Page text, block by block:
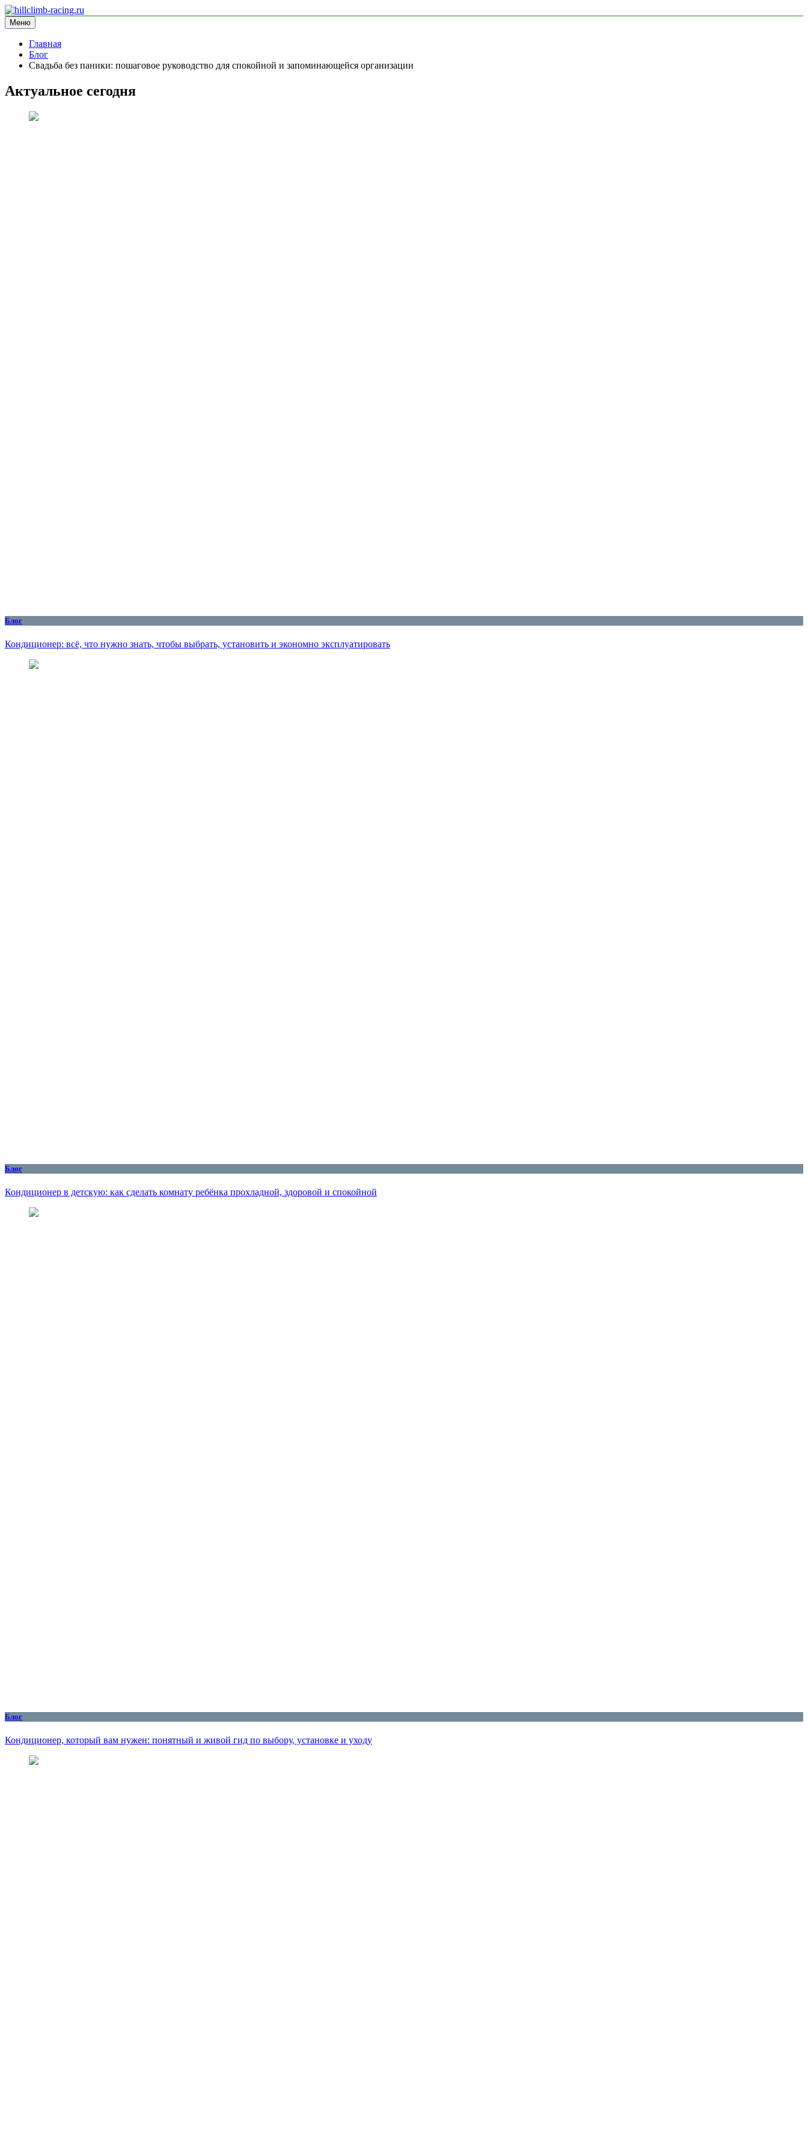
Перейти
к
содержимому
hillclimb-racing.ru
информационный сайт
Меню
Главная
Блог
Свадьба без паники: пошаговое руководство для спокойной и запоминающейся организации
Актуальное сегодня
Блог
Кондиционер: всё, что нужно знать, чтобы выбрать, установить и экономно эксплуатировать
Блог
Кондиционер в детскую: как сделать комнату ребёнка прохладной, здоровой и спокойной
Блог
Кондиционер, который вам нужен: понятный и живой гид по выбору, установке и уходу